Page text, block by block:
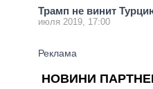
Трамп не винит
июля 2019, 17:00